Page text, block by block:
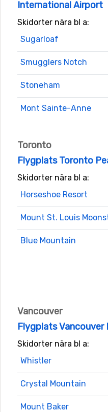
International Airport
Skidorter nära bl a:
Sugarloaf
Smugglers Notch
Stoneham
Mont Sainte-Anne
Toronto
Flygplats Toronto
Skidorter nära bl a:
Horseshoe Resort
Mount St. Louis
Blue Mountain
Vancouver
Flygplats Vancouver
Skidorter nära bl a:
Whistler
Crystal Mountain
Mount Baker